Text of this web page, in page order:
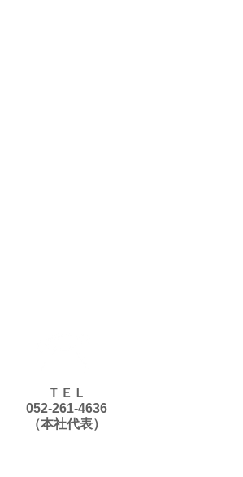
ＴＥＬ
052-261-4636
（本社代表）